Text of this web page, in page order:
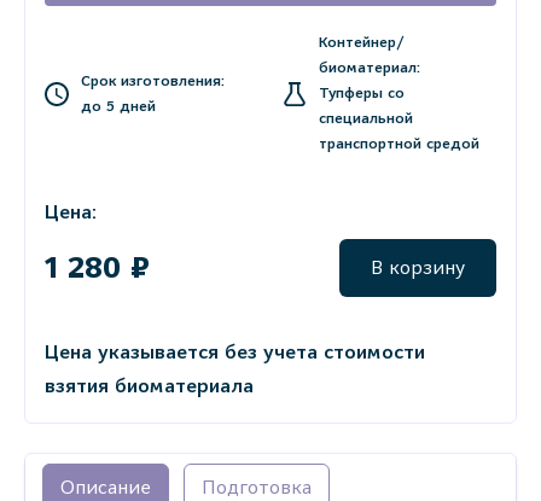
Срок изготовления:
до 5 дней
Контейнер/
биоматериал:
Тупферы со
специальной
транспортной средой
Цена:
1 280 ₽ В корзину
Цена указывается без учета стоимости
взятия биоматериала
Описание Подготовка